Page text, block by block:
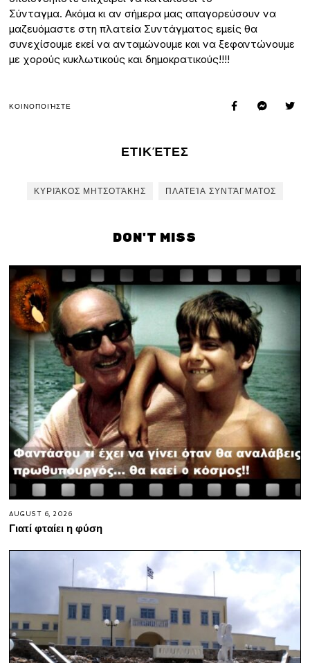
Σύνταγμα. Ακόμα κι αν σήμερα μας απαγορεύσουν να
μαζευόμαστε στη πλατεία Συντάγματος εμείς θα
συνεχίσουμε εκεί να ανταμώνουμε και να ξεφαντώνουμε
με χορούς κυκλωτικούς και δημοκρατικούς!!!!
ΚΟΙΝΟΠΟΙΉΣΤΕ
ΕΤΙΚΈΤΕΣ
ΚΥΡΙΆΚΟΣ ΜΗΤΣΟΤΆΚΗΣ ΠΛΑΤΕΊΑ ΣΥΝΤΆΓΜΑΤΟΣ
DON'T MISS
AUGUST 6, 2026
Γιατί φταίει η φύση